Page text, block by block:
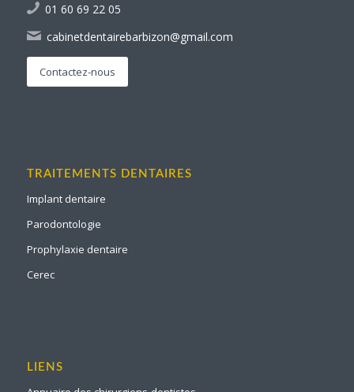
01 60 69 22 05
cabinetdentairebarbizon@gmail.com
Contactez-nous
TRAITEMENTS DENTAIRES
Implant dentaire
Parodontologie
Prophylaxie dentaire
Cerec
LIENS